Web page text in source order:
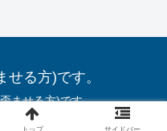
る方)です。
ませる方)です。.
トップ サイドバー